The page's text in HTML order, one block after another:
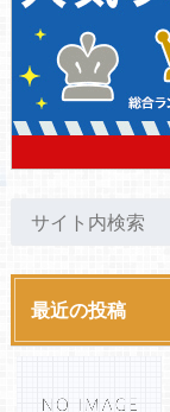
最近の投稿